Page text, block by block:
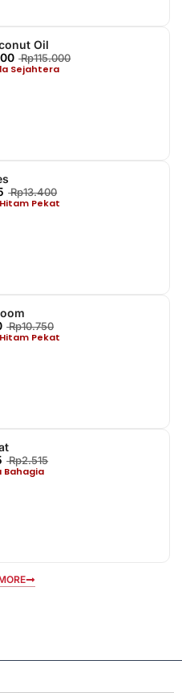
Oil
Rp115.000
Sejahtera
Rp13.400
Pekat
Rp10.750
Pekat
Rp2.515
Bahagia